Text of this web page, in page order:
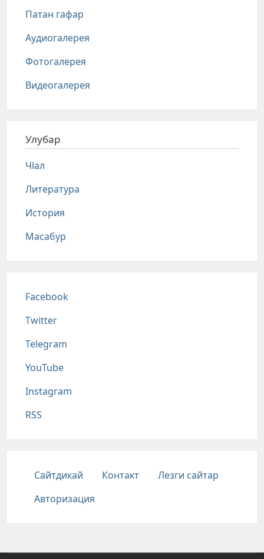
Патан гафар
Аудиогалерея
Фотогалерея
Видеогалерея
Улубар
Чlал
Литература
История
Масабур
Соц сети
Facebook
Twitter
Telegram
YouTube
Instagram
RSS
Подвал
Сайтдикай Контакт
Лезги сайтар
Авторизация